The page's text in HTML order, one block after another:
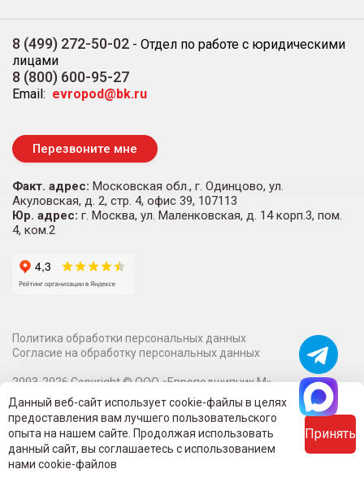
8 (499) 272-50-02 - Отдел по работе с юридическими
лицами
8 (800) 600-95-27
Email: evropod@bk.ru
Перезвоните мне
Факт. адрес: Московская обл., г. Одинцово, ул.
Акуловская, д. 2, стр. 4, офис 39, 107113
Юр. адрес: г. Москва, ул. Маленковская, д. 14 корп.3, пом.
4, ком.2
Политика обработки персональных данных
Согласие на обработку персональных данных
2003-2026Copyright ©ООО «Европодшипник М»
Информация на сайте о технических характеристиках,
наличии на складе, стоимости и изображениях товаров не
является публичной офертой.
Вся информация на сайте - собственность интернет-магазина
Evropodshipnikm.ru.
Все права защищены.
Данный веб-сайт использует cookie-файлы в целях
предоставления вам лучшего пользовательского
опыта на нашем сайте. Продолжая использовать
данный сайт, вы соглашаетесь с использованием
нами cookie-файлов
Принять